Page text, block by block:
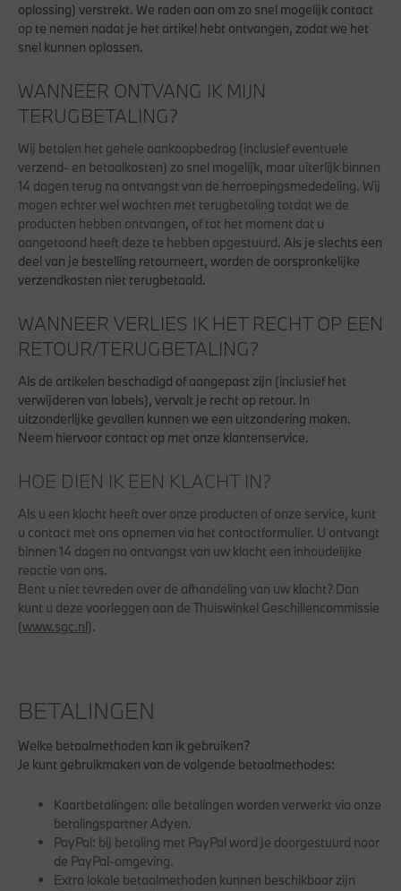
oplossing) verstrekt. We raden aan om zo snel mogelijk contact
op te nemen nadat je het artikel hebt ontvangen, zodat we het
snel kunnen oplossen.
WANNEER ONTVANG IK MIJN
TERUGBETALING?
Wij betalen het gehele aankoopbedrag (inclusief eventuele
verzend- en betaalkosten) zo snel mogelijk, maar uiterlijk binnen
14 dagen terug na ontvangst van de herroepingsmededeling. Wij
mogen echter wel wachten met terugbetaling totdat we de
producten hebben ontvangen, of tot het moment dat u
aangetoond heeft deze te hebben opgestuurd. Als je slechts een
deel van je bestelling retourneert, worden de oorspronkelijke
verzendkosten niet terugbetaald.
WANNEER VERLIES IK HET RECHT OP EEN
RETOUR/TERUGBETALING?
Als de artikelen beschadigd of aangepast zijn (inclusief het
verwijderen van labels), vervalt je recht op retour. In
uitzonderlijke gevallen kunnen we een uitzondering maken.
Neem hiervoor contact op met onze klantenservice.
HOE DIEN IK EEN KLACHT IN?
Als u een klacht heeft over onze producten of onze service, kunt
u contact met ons opnemen via het contactformulier. U ontvangt
binnen 14 dagen na ontvangst van uw klacht een inhoudelijke
reactie van ons.
Bent u niet tevreden over de afhandeling van uw klacht? Dan
kunt u deze voorleggen aan de Thuiswinkel Geschillencommissie
(www.sgc.nl).
BETALINGEN
Welke betaalmethoden kan ik gebruiken?
Je kunt gebruikmaken van de volgende betaalmethodes:
Kaartbetalingen: alle betalingen worden verwerkt via onze
betalingspartner Adyen.
PayPal: bij betaling met PayPal word je doorgestuurd naar
de PayPal-omgeving.
Extra lokale betaalmethoden kunnen beschikbaar zijn